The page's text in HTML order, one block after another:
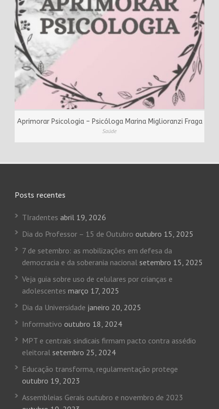
Aprimorar Psicologia – Psicóloga Marina Miglioranzi Fraga
Saúde
Posts recentes
TIradentes abril 19, 2026
Dia do Professor – 15 de Outubro outubro 15, 2025
7 de setembro: as mobilizações em defesa da
democracia e da soberania nacional setembro 15, 2025
Veja guia sobre uso de celulares por crianças e
adolescentes março 17, 2025
Dia da Universidade janeiro 20, 2025
Informativo outubro 18, 2024
MPT e centrais sindicais firmam pacto contra assédio
eleitoral setembro 25, 2024
Educação transforma, regulamentação protege
outubro 19, 2023
Assembleias Gerais outubro e novembro de 2023